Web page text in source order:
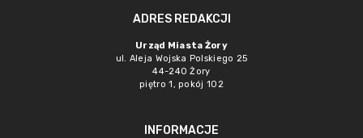
ADRES REDAKCJI
Urząd Miasta Żory
ul. Aleja Wojska Polskiego 25
44-240 Żory
piętro 1, pokój 102
INFORMACJE